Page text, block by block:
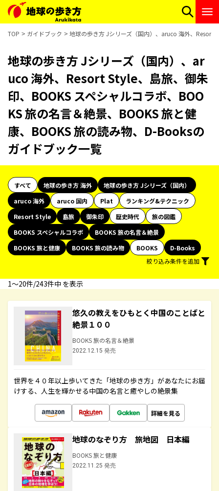
TOP ガイドブック 地球の歩き方 Jシリーズ（国内）、aruco 海外、Resort
地球の歩き方 Jシリーズ（国内）、ar
uco 海外、Resort Style、島旅、御朱
印、BOOKS スペシャルコラボ、BOO
KS 旅の名言＆絶景、BOOKS 旅と健
康、BOOKS 旅の読み物、D-Booksの
ガイドブック一覧
すべて 地球の歩き方 海外
地球の歩き方 Jシリーズ（国内）
aruco 海外
aruco 国内 Plat
ランキング&テクニック
Resort Style
島旅 御朱印 歴史時代
旅の図鑑
BOOKS スペシャルコラボ
BOOKS 旅の名言＆絶景
BOOKS 旅と健康
BOOKS 旅の読み物 BOOKS
D-Books
絞り込み条件を追加
1〜20件/243件中 を表示
悠久の教えをひもとく中国のことばと
絶景１００
BOOKS 旅の名言＆絶景
2022.12.15 発売
世界を４０年以上歩いてきた「地球の歩き方」があなたにお届
けする、人生を輝かせる中国の名言と癒やしの絶景集
詳細を見る
地球のなぞり方 旅地図 日本編
BOOKS 旅と健康
2022.11.25 発売